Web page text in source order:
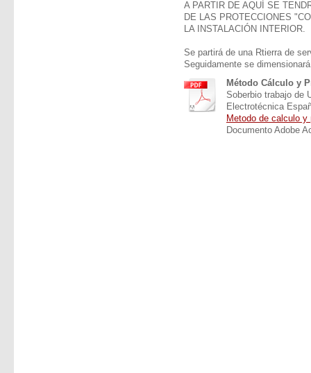
A PARTIR DE AQUÍ SE
DE LAS PROTECCIONES
LA INSTALACIÓN INTERIOR.
Se partirá de una Rtierra de
Seguidamente se
Método Cálculo y
Soberbio trabajo de
Electrotécnica
Metodo de calculo
Documento Adobe